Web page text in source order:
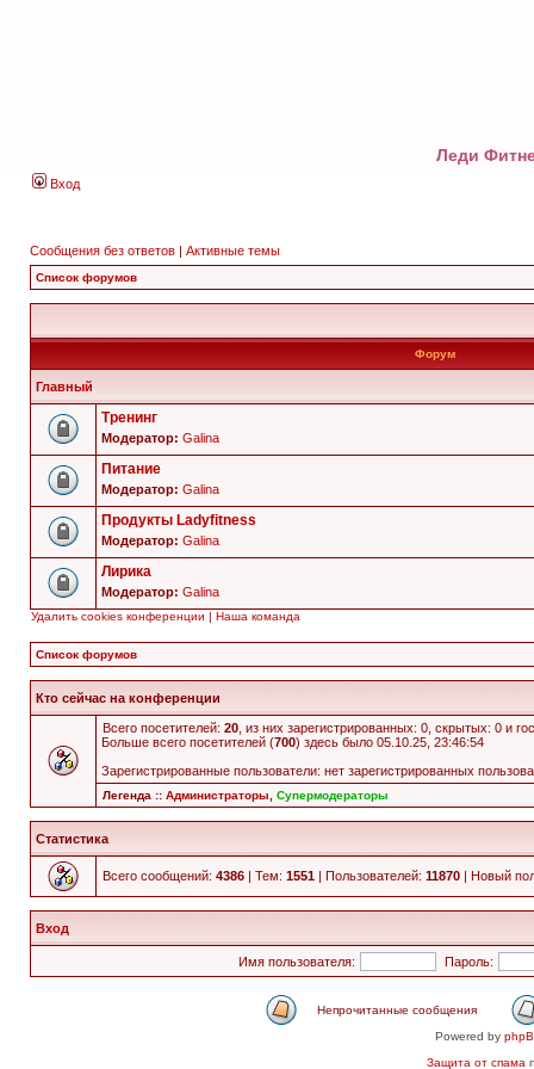
Леди
Вход
Сообщения без ответов | Активные темы
Список форумов
Форум
Главный
Тренинг
Модератор: Galina
Питание
Модератор: Galina
Продукты Ladyfitness
Модератор: Galina
Лирика
Модератор: Galina
Удалить cookies конференции | Наша команда
Список форумов
Кто сейчас на конференции
Всего посетителей: 20 , из них зарегистрированных: 0, скрытых: 0 и
Больше всего посетителей (700) здесь было 05.10.25, 23:46:54
Зарегистрированные пользователи: нет зарегистрированных
Легенда :: Администраторы Супермодераторы
Статистика
Всего сообщений: 4386 | Тем: 1551 | Пользователей: 11870 | Новый
Вход
Имя пользователя: Пароль:
Непрочитанные сообщения
Powered by
Защита от спама